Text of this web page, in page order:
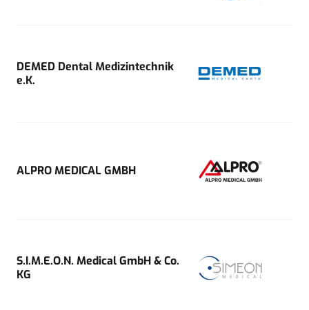
DEMED Dental Medizintechnik
e.K.
ALPRO MEDICAL GMBH
S.I.M.E.O.N. Medical GmbH & Co.
KG